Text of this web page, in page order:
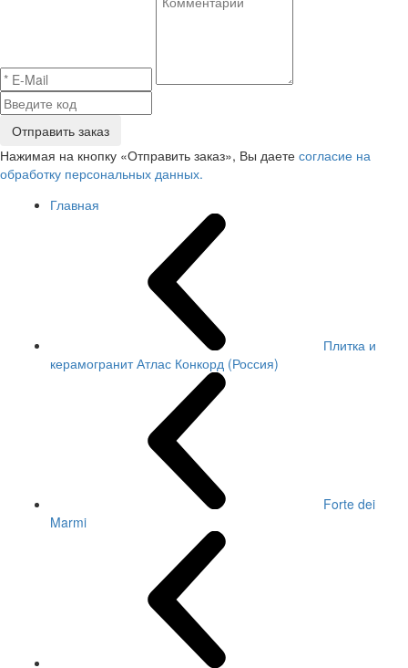
Отправить заказ
Нажимая на кнопку «Отправить заказ», Вы даете согласие на
обработку персональных данных.
Главная
Плитка и
керамогранит Атлас Конкорд (Россия)
Forte dei
Marmi